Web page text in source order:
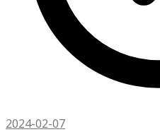
2024-02-07